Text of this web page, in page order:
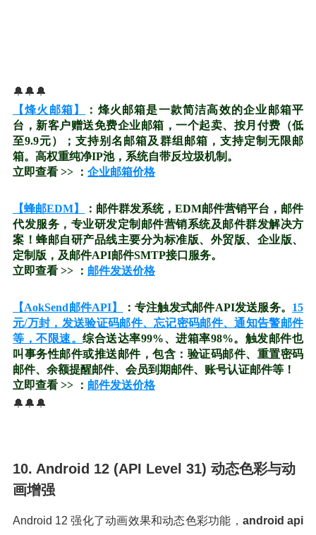
🔔🔔🔔
【烽火邮箱】
：烽火邮箱是一款简洁高效的企业邮箱平
台，新客户赠送免费企业邮箱，一个起卖、按月付费（低
至9.9元）；支持别名邮箱及群组邮箱，支持定制无限邮
箱。高权重纯净IP池，系统自带反垃圾机制。
立即查看 >> ： 企业邮箱价格
【蜂邮EDM】
：邮件群发系统，EDM邮件营销平台，邮件
代发服务，专业研发定制邮件营销系统及邮件群发解决方
案！蜂邮自研产品线主要分为标准版、外贸版、企业版、
定制版，及邮件API邮件SMTP接口服务。
立即查看 >> ： 邮件发送价格
【AokSend邮件API】 ：专注触发式邮件API发送服务。 15
元/万封，发送验证码邮件、忘记密码邮件、通知告警邮件
等，不限速。综合送达率99%、进箱率98%。触发邮件也
叫事务性邮件或推送邮件，包含：验证码邮件、重置密码
邮件、余额提醒邮件、会员到期邮件、账号认证邮件等！
立即查看 >> ： 邮件发送价格
🔔🔔🔔
10. Android 12 (API Level 31) 动态色彩与动
画增强
Android 12 强化了动画效果和动态色彩功能， android api